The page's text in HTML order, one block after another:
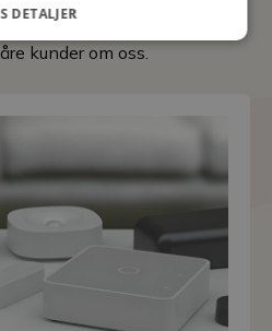
kunder om oss.
DETALJER